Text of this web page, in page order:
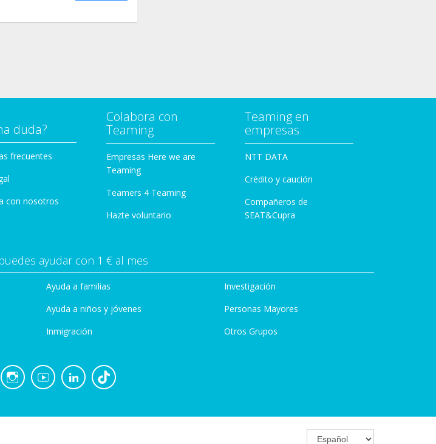
duda?
frecuentes
con nosotros
Colabora con
Teaming
Empresas Here we are
Teaming
Teamers 4 Teaming
Hazte voluntario
Teaming en
empresas
NTT DATA
Crédito y caución
Compañeros de
SEAT&Cupra
ayudar con 1 € al mes
Ayuda a familias
Ayuda a niños y jóvenes
Inmigración
Investigación
Personas Mayores
Otros Grupos